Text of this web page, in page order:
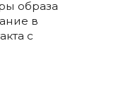
образа
в
с